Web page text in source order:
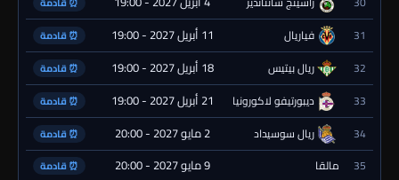
31 فياريال 11 أبريل 2027 - 19:00 ⏰ قادمة
32 ريال بيتيس 18 أبريل 2027 - 19:00 ⏰ قادمة
33 ديبورتيفو لاكورونيا 21 أبريل 2027 - 19:00 ⏰ قادمة
34 ريال سوسيداد 2 مايو 2027 - 20:00 ⏰ قادمة
35 مالقا 9 مايو 2027 - 20:00 ⏰ قادمة